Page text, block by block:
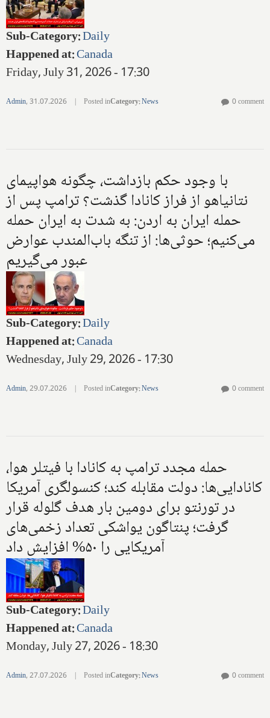
Sub-Category:Daily
Happened at:Canada
Friday, July 31, 2026 - 17:30
Admin,31.07.2026 | Posted inCategory:News 0 comment
با وجود حکم بازداشت، چگونه هواپیمای
نتانیاهو از فراز کانادا گذشت؟ ترامپ پس از
حمله ایران به اردن: به شدت به ایران حمله
می‌کنیم؛ حوثی‌ها: از تنگه باب‌المندب عوارض
عبور می‌گیریم
Sub-Category:Daily
Happened at:Canada
Wednesday, July 29, 2026 - 17:30
Admin,29.07.2026 | Posted inCategory:News 0 comment
حمله مجدد ترامپ به کانادا با فیتلر هوا،
کانادایی‌ها: دولت مقابله کند؛ کنسولگری آمریکا
در تورنتو برای دومین بار هدف گلوله قرار
گرفت؛ پنتاگون یواشکی تعداد زخمی‌های
آمریکایی را ۵۰% افزایش داد
Sub-Category:Daily
Happened at:Canada
Monday, July 27, 2026 - 18:30
Admin,27.07.2026 | Posted inCategory:News 0 comment